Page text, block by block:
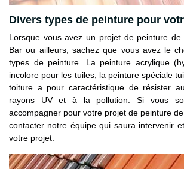
Divers types de peinture pour
Lorsque vous avez un projet de peinture
Bar ou ailleurs, sachez que vous avez le
types de peinture. La peinture acrylique
incolore pour les tuiles, la peinture spéciale
toiture a pour caractéristique de résister
rayons UV et à la pollution. Si vous
accompagner pour votre projet de peinture de
contacter notre équipe qui saura intervenir
votre projet.